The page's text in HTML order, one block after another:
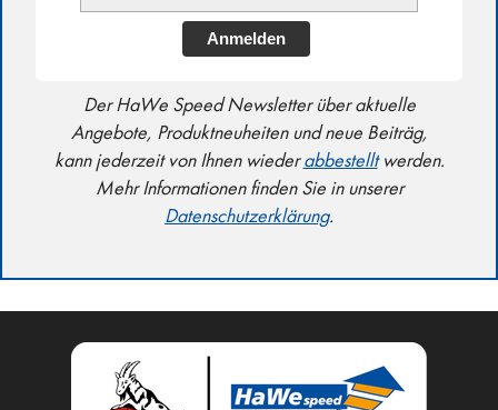
Anmelden
Der HaWe Speed Newsletter über aktuelle
Angebote, Produktneuheiten und neue Beiträg,
kann jederzeit von Ihnen wiederabbestelltwerden.
Mehr Informationen finden Sie in unserer
Datenschutzerklärung.